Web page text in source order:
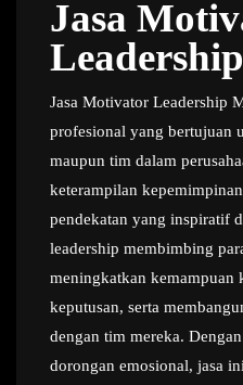
Jasa
Jasa Motivator Leadership
profesional yang bertujuan
maupun tim dalam
keterampilan
pendekatan yang inspiratif
leadership membimbing
meningkatkan kemampuan
keputusan, serta
dengan tim mereka.
dorongan emosional, jasa